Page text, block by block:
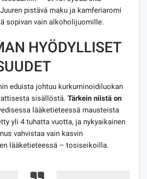
pistävä maku ja kamferiaromi
sopivan vain alkoholijuomille.
HYÖDYLLISET
eduista johtuu kurkuminoidiluokan
sisällöstä. Tärkein niistä on
lääketieteessä mausteista
yli 4 tuhatta vuotta, ja nykyaikainen
vahvistaa vain kasvin
lääketieteessä – tosiseikoilla.